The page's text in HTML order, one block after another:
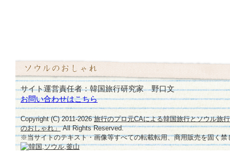
サイト運営責任者：韓国旅行研究家 野口文
お問い合わせはこちら
Copyright (C) 2011-2026旅行のプロ元CAによる韓国旅行とソウル旅
のおしゃれ」All Rights Reserved.
※当サイトのテキスト・画像等すべての転載転用、商用販売を固く禁